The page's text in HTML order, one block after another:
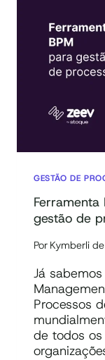
UM
DE
IA
ZERO
GESTÃO DE
gestão de
Por Kymberli
Já
Processos
de todos os